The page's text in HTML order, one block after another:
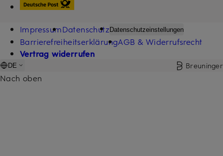
ImpressumDatenschutzDatenschutzeinstellungen
BarrierefreiheitserklärungAGB & Widerrufsrecht
Vertrag widerrufen
DE Breuninger
Nach oben